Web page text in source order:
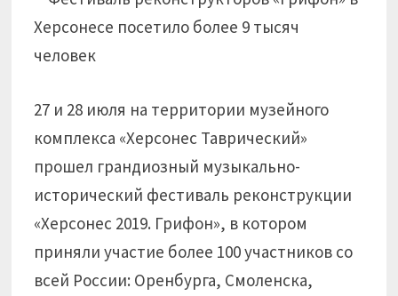
27 и 28 июля на территории музейного
комплекса «Херсонес Таврический»
прошел грандиозный музыкально-
исторический фестиваль реконструкции
«Херсонес 2019. Грифон», в котором
приняли участие более 100 участников со
всей России: Оренбурга, Смоленска,